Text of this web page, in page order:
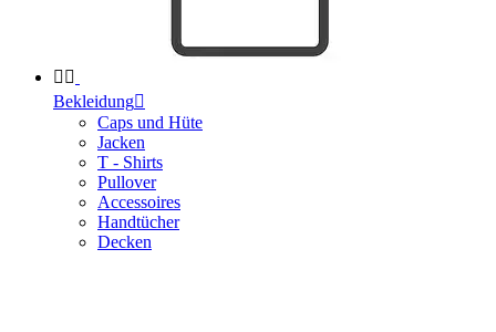
 
Bekleidung
Caps und Hüte
Jacken
T - Shirts
Pullover
Accessoires
Handtücher
Decken